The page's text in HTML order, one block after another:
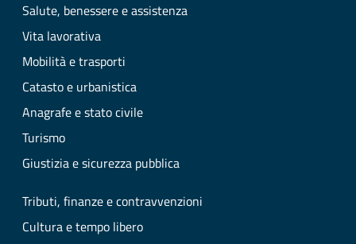
Salute, benessere e assistenza
Vita lavorativa
Mobilità e trasporti
Catasto e urbanistica
Anagrafe e stato civile
Turismo
Giustizia e sicurezza pubblica
Tributi, finanze e contravvenzioni
Cultura e tempo libero